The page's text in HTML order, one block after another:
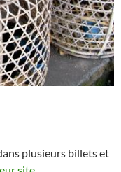
plusieurs billets et